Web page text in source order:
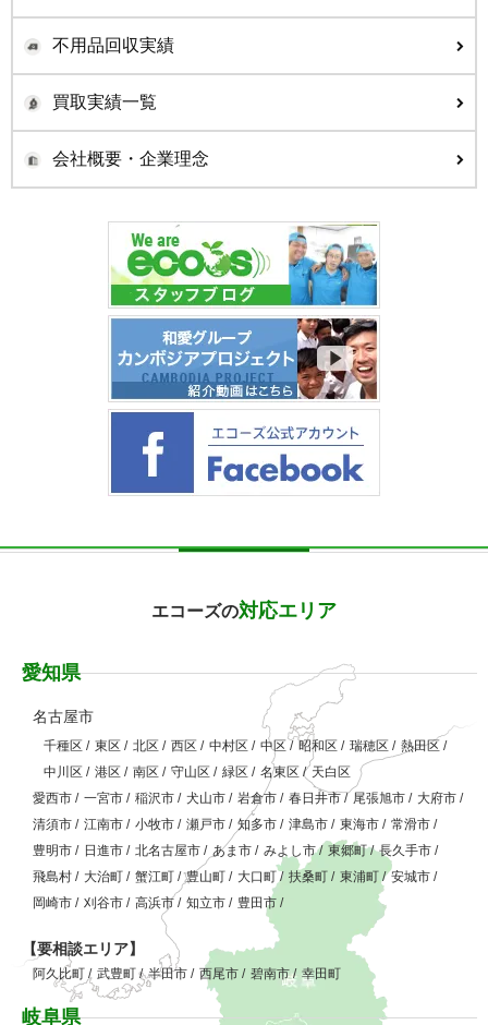
不用品回収実績
買取実績一覧
会社概要・企業理念
エコーズの対応エリア
愛知県
名古屋市
千種区 / 東区 / 北区 / 西区 / 中村区 / 中区 / 昭和区 / 瑞穂区 / 熱田区 /
中川区 / 港区 / 南区 / 守山区 / 緑区 / 名東区 / 天白区
愛西市 / 一宮市 / 稲沢市 / 犬山市 / 岩倉市 / 春日井市 / 尾張旭市 / 大府市 /
清須市 / 江南市 / 小牧市 / 瀬戸市 / 知多市 / 津島市 / 東海市 / 常滑市 /
豊明市 / 日進市 / 北名古屋市 / あま市 / みよし市/ 東郷町/ 長久手市 /
飛島村 / 大治町 / 蟹江町 / 豊山町 / 大口町/ 扶桑町 / 東浦町 / 安城市 /
岡崎市 / 刈谷市 / 高浜市 / 知立市 / 豊田市 /
【要相談エリア】
阿久比町 / 武豊町/ 半田市 / 西尾市 / 碧南市/ 幸田町
岐阜県